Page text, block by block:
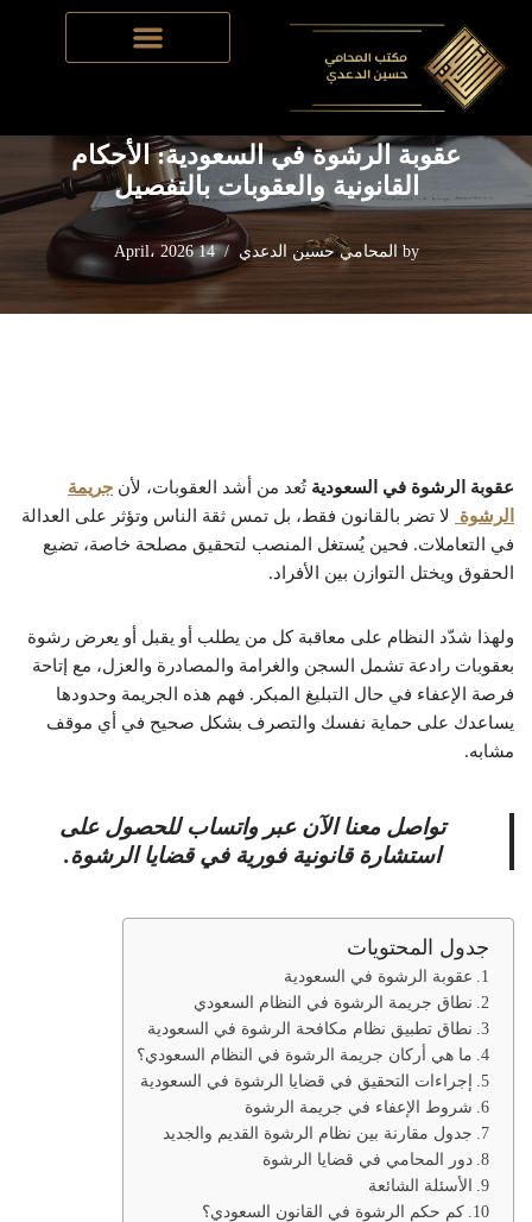
Skip
Home
- نظام العقود التجارية في السعودية-عقوبة الرشوة في
السعودية: الأحكام القانونية والعقوبات بالتفصيل
عقوبة الرشوة في السعودية: الأحكام
القانونية والعقوبات بالتفصيل
by المحامي حسين الدعدي 14 April، 2026
عقوبة الرشوة في السعودية تُعد من أشد العقوبات، لأن جريمة
الرشوة
لا تضر بالقانون فقط، بل تمس ثقة الناس وتؤثر على العدالة
في التعاملات. فحين يُستغل المنصب لتحقيق مصلحة خاصة، تضيع
الحقوق ويختل التوازن بين الأفراد.
ولهذا شدّد النظام على معاقبة كل من يطلب أو يقبل أو يعرض رشوة
بعقوبات رادعة تشمل السجن والغرامة والمصادرة والعزل، مع إتاحة
فرصة الإعفاء في حال التبليغ المبكر. فهم هذه الجريمة وحدودها
يساعدك على حماية نفسك والتصرف بشكل صحيح في أي موقف
مشابه.
تواصل معنا الآن عبر واتساب للحصول على
استشارة قانونية فورية في قضايا الرشوة.
جدول المحتويات
عقوبة الرشوة في السعودية
نطاق جريمة الرشوة في النظام السعودي
نطاق تطبيق نظام مكافحة الرشوة في السعودية
ما هي أركان جريمة الرشوة في النظام السعودي؟
إجراءات التحقيق في قضايا الرشوة في السعودية
شروط الإعفاء في جريمة الرشوة
جدول مقارنة بين نظام الرشوة القديم والجديد
دور المحامي في قضايا الرشوة
الأسئلة الشائعة
كم حكم الرشوة في القانون السعودي؟